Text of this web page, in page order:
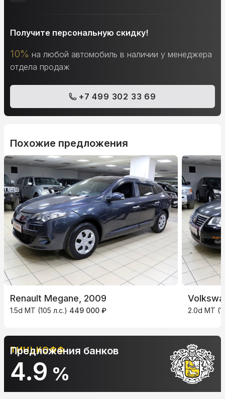
Получите персональную скидку!
10% на любой автомобиль в наличии у менеджера
отдела продаж
+7 499 302 33 69
Похожие предложения
Renault Megane, 2009
1.5d MT (105 л.с.) 449 000 ₽ 2.0d MT
АЛЬФА-БАНК
10.9%
Предложения банков